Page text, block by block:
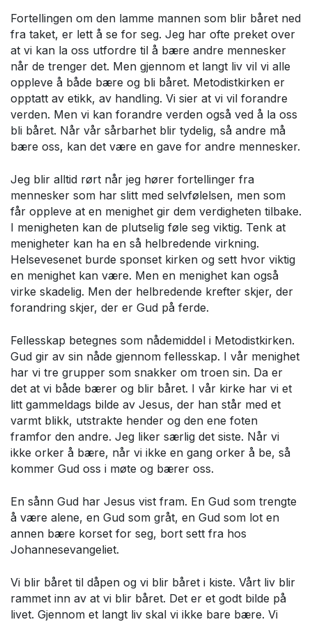
Fortellingen om den lamme mannen som blir båret ned
fra taket, er lett å se for seg. Jeg har ofte preket over
at vi kan la oss utfordre til å bære andre mennesker
når de trenger det. Men gjennom et langt liv vil vi alle
oppleve å både bære og bli båret. Metodistkirken er
opptatt av etikk, av handling. Vi sier at vi vil forandre
verden. Men vi kan forandre verden også ved å la oss
bli båret. Når vår sårbarhet blir tydelig, så andre må
bære oss, kan det være en gave for andre mennesker.
Jeg blir alltid rørt når jeg hører fortellinger fra
mennesker som har slitt med selvfølelsen, men som
får oppleve at en menighet gir dem verdigheten tilbake.
I menigheten kan de plutselig føle seg viktig. Tenk at
menigheter kan ha en så helbredende virkning.
Helsevesenet burde sponset kirken og sett hvor viktig
en menighet kan være. Men en menighet kan også
virke skadelig. Men der helbredende krefter skjer, der
forandring skjer, der er Gud på ferde.
Fellesskap betegnes som nådemiddel i Metodistkirken.
Gud gir av sin nåde gjennom fellesskap. I vår menighet
har vi tre grupper som snakker om troen sin. Da er
det at vi både bærer og blir båret. I vår kirke har vi et
litt gammeldags bilde av Jesus, der han står med et
varmt blikk, utstrakte hender og den ene foten
framfor den andre. Jeg liker særlig det siste. Når vi
ikke orker å bære, når vi ikke en gang orker å be, så
kommer Gud oss i møte og bærer oss.
En sånn Gud har Jesus vist fram. En Gud som trengte
å være alene, en Gud som gråt, en Gud som lot en
annen bære korset for seg, bort sett fra hos
Johannesevangeliet.
Vi blir båret til dåpen og vi blir båret i kiste. Vårt liv blir
rammet inn av at vi blir båret. Det er et godt bilde på
livet. Gjennom et langt liv skal vi ikke bare bære. Vi